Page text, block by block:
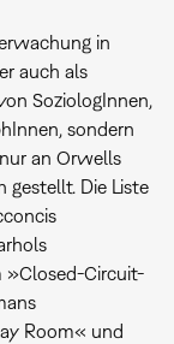
in
auch als
SoziologInnen,
sondern
an Orwells
gestellt. Die Liste
»Closed-Circuit-
Room« und